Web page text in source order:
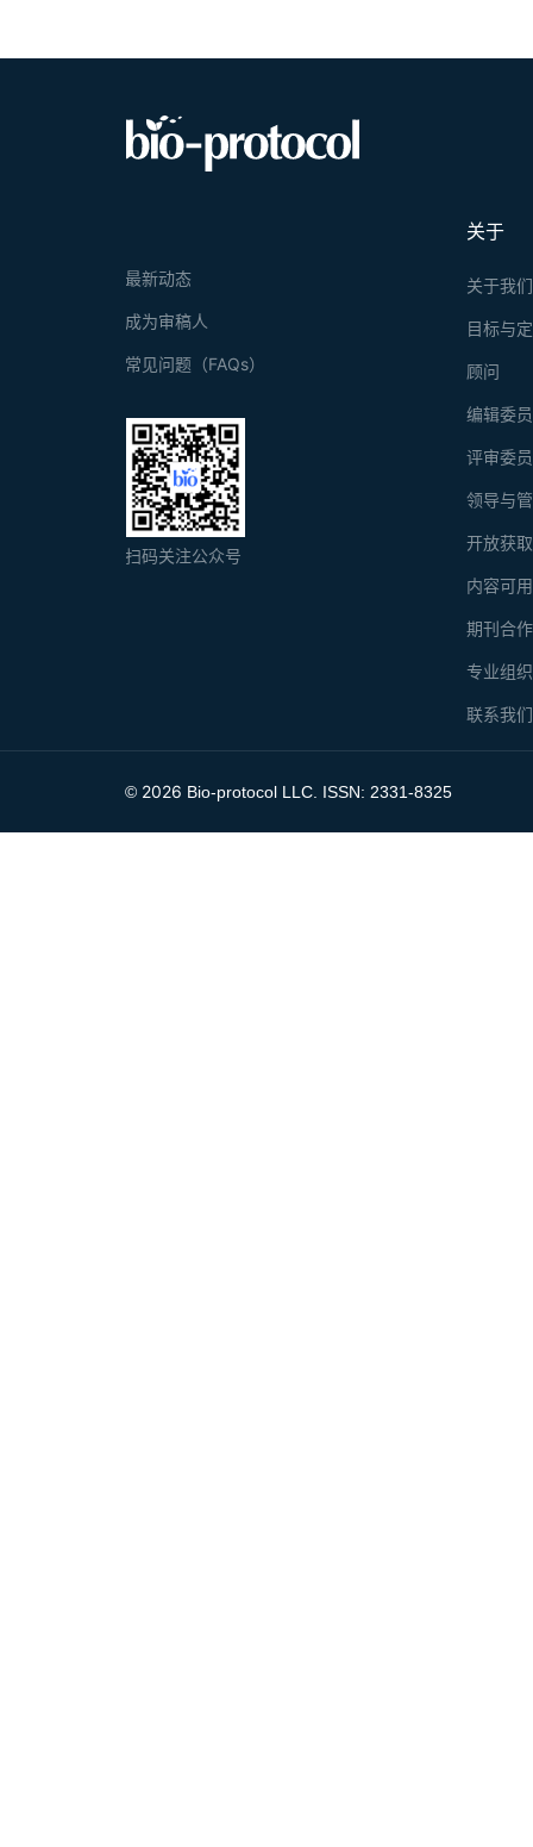
关于
关于我们
目标与
顾问
编辑委
评审委
领导与
开放获
内容可
期刊合
专业组
联系我们
最新动态
成为审稿人
常见问题（FAQs）
扫码关注公众号
© 2026 Bio-protocol LLC. ISSN: 2331-8325